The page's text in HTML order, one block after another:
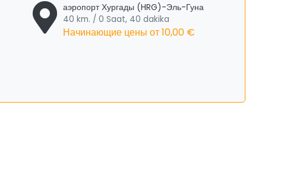
аэропорт Хургады (HRG)-Эль-Гуна
40 km. / 0 Saat, 40 dakika
Начинающие цены от10,00 €